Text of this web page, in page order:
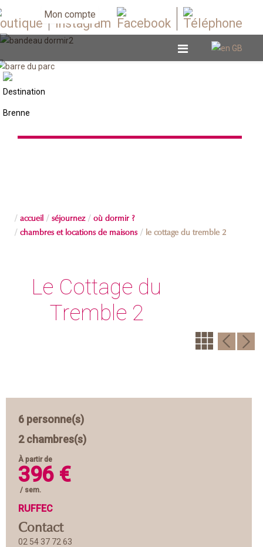
Mon compte
accueil séjournez où dormir ?
chambres et locations de maisons le cottage du tremble 2
Le Cottage du
Tremble 2
6 personne(s)
2 chambres(s)
À partir de
396 €
/ sem.
RUFFEC
Contact
02 54 37 72 63